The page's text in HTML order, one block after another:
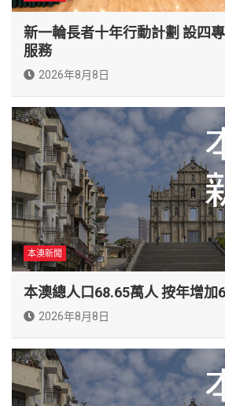
新一輪長者十年行動計劃 設四
服務
2026年8月8日
本澳新聞
本澳總人口68.65萬人 按年增加
2026年8月8日